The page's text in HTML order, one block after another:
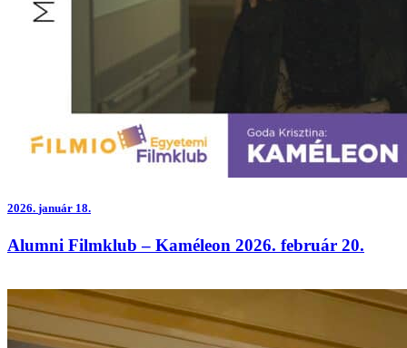
2026. január 18.
Alumni Filmklub – Kaméleon 2026. február 20.